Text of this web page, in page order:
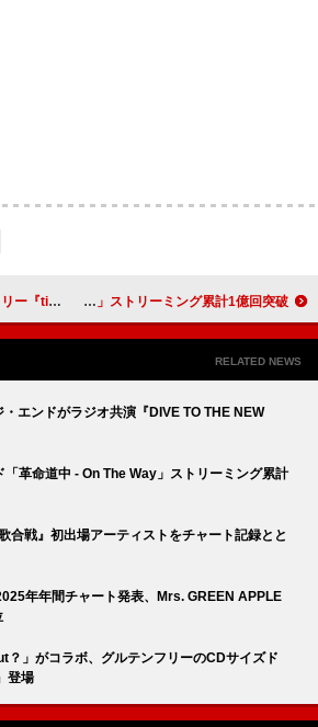
ィザー映像が公開 米津玄師, 宇多田ヒカル「JANE DOE」ストリーミング累計1億回突破
RELATED NEWS
エンドがラジオ共演『DIVE TO THE NEW
「革命道中 - On The Way」ストリーミング累計
合戦』初出場アーティストをチャート記録とと
年年間チャート発表、Mrs. GREEN APPLE
？」がコラボ、グルテンフリーのCDサイズド
登場